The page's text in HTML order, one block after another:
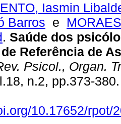
Iasmin
Barros e
. Saúde dos
Referência de
Psicol., Organ.
n.2, pp.373-
10.17652/rpot/